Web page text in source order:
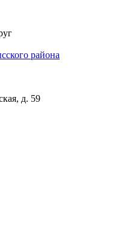
района
д. 59